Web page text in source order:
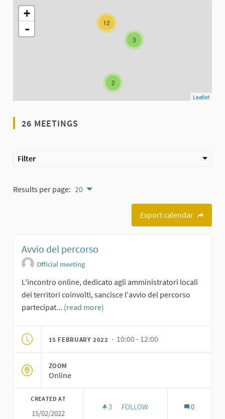
The following element is a map which presents the items on
3
2
12
+
-
Leaflet
26 MEETINGS
Filter
Results per page: 20
Export calendar
Avvio del percorso
Official meeting
L'incontro online, dedicato agli amministratori locali
dei territori coinvolti, sancisce l'avvio del percorso
partecipat... (read more)
15 FEBRUARY 2022 · 10:00 - 12:00
ZOOM
Online
CREATED AT
15/02/2022
3 3 FOLLOWERS
FOLLOW 0